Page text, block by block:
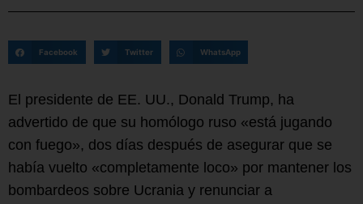
Facebook Twitter WhatsApp
El presidente de EE. UU., Donald Trump, ha
advertido de que su homólogo ruso «está jugando
con fuego», dos días después de asegurar que se
había vuelto «completamente loco» por mantener los
bombardeos sobre Ucrania y renunciar a